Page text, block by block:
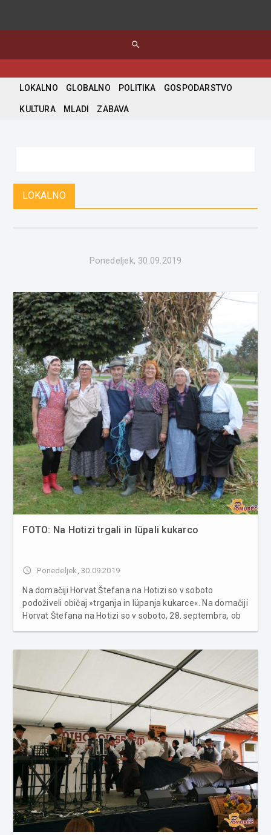
search
LOKALNO GLOBALNO POLITIKA GOSPODARSTVO
KULTURA MLADI ZABAVA
LOKALNO
Ponedeljek, 30.09.2019
FOTO: Na Hotizi trgali in lüpali kukarco
access_time Ponedeljek, 30.09.2019
Na domačiji Horvat Štefana na Hotizi so v soboto
podoživeli običaj »trganja in lüpanja kukarce«. Na domačiji
Horvat Štefana na Hotizi so v soboto, 28. septembra, ob